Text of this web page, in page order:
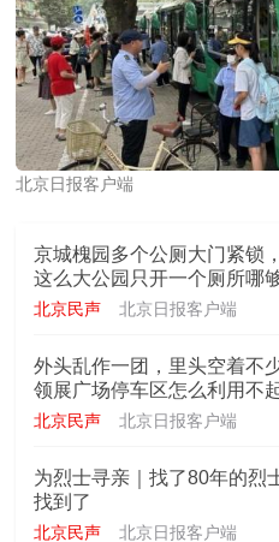
北京日报客户端
京城槐园多个公厕大门紧锁
这么大公园只开一个厕所哪
北京民声 北京日报客户端
外头乱作一团，里头空着不
领展广场停车区怎么利用不
北京民声 北京日报客户端
为烈士寻亲｜找了80年的烈
找到了
北京民声 北京日报客户端